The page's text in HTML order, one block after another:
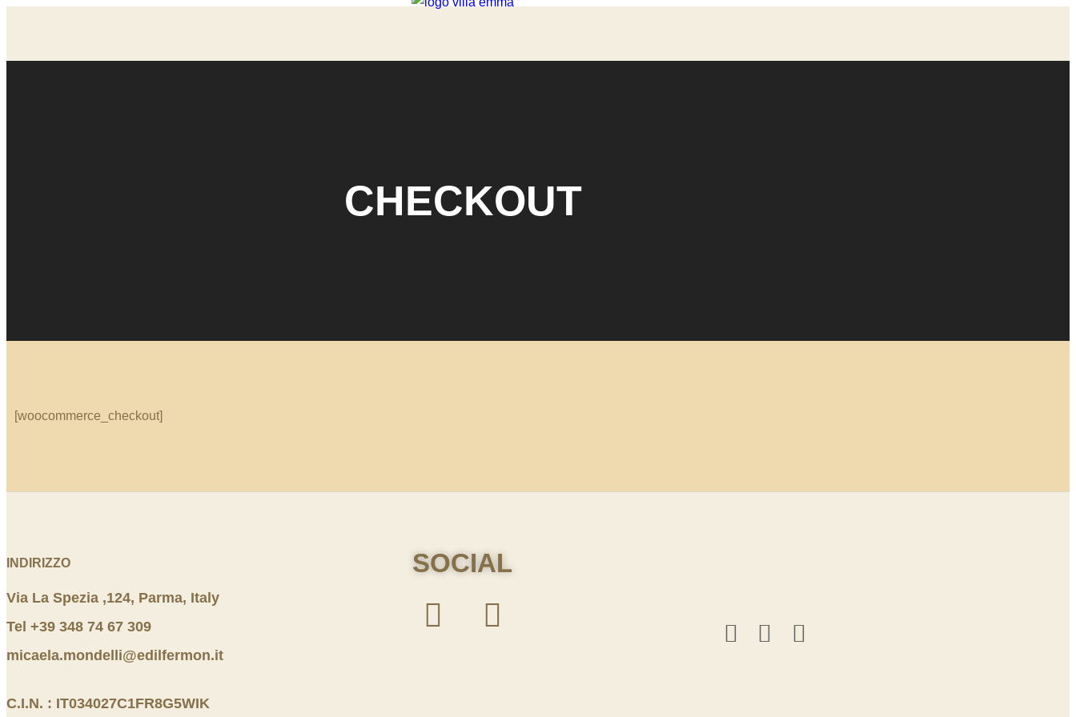
CHECKOUT
[woocommerce_checkout]
INDIRIZZO
Via La Spezia ,124, Parma, Italy
Tel +39 348 74 67 309
micaela.mondelli@edilfermon.it
C.I.N. : IT034027C1FR8G5WIK
SOCIAL